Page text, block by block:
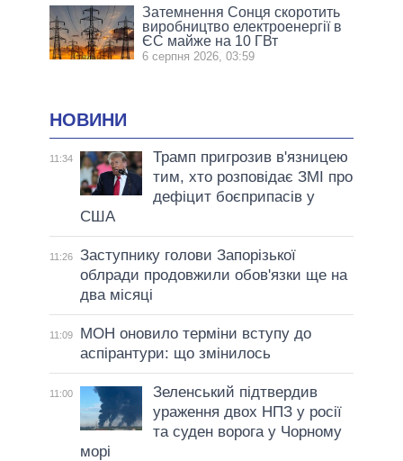
Затемнення Сонця скоротить
виробництво електроенергії в
ЄС майже на 10 ГВт
6 серпня 2026, 03:59
НОВИНИ
11:34
Трамп пригрозив в'язницею
тим, хто розповідає ЗМІ про
дефіцит боєприпасів у
США
11:26
Заступнику голови Запорізької
облради продовжили обов'язки ще на
два місяці
11:09
МОН оновило терміни вступу до
аспірантури: що змінилось
11:00
Зеленський підтвердив
ураження двох НПЗ у росії
та суден ворога у Чорному
морі